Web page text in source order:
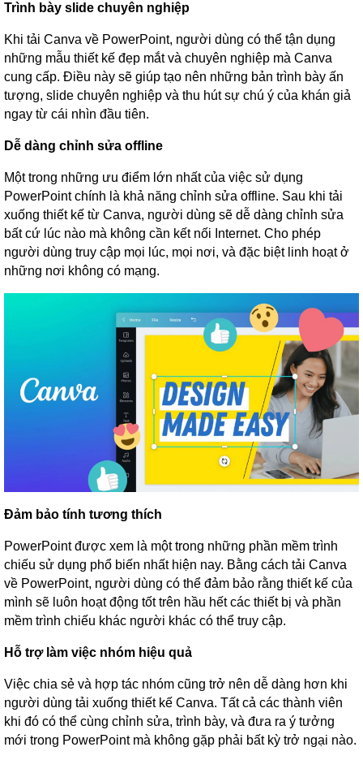
Trình bày slide chuyên nghiệp
Khi tải Canva về PowerPoint, người dùng có thể tận dụng
những mẫu thiết kế đẹp mắt và chuyên nghiệp mà Canva
cung cấp. Điều này sẽ giúp tạo nên những bản trình bày ấn
tượng, slide chuyên nghiệp và thu hút sự chú ý của khán giả
ngay từ cái nhìn đầu tiên.
Dễ dàng chỉnh sửa offline
Một trong những ưu điểm lớn nhất của việc sử dụng
PowerPoint chính là khả năng chỉnh sửa offline. Sau khi tải
xuống thiết kế từ Canva, người dùng sẽ dễ dàng chỉnh sửa
bất cứ lúc nào mà không cần kết nối Internet. Cho phép
người dùng truy cập mọi lúc, mọi nơi, và đặc biệt linh hoạt ở
những nơi không có mạng.
Đảm bảo tính tương thích
PowerPoint được xem là một trong những phần mềm trình
chiếu sử dụng phổ biến nhất hiện nay. Bằng cách tải Canva
về PowerPoint, người dùng có thể đảm bảo rằng thiết kế của
mình sẽ luôn hoạt động tốt trên hầu hết các thiết bị và phần
mềm trình chiếu khác người khác có thể truy cập.
Hỗ trợ làm việc nhóm hiệu quả
Việc chia sẻ và hợp tác nhóm cũng trở nên dễ dàng hơn khi
người dùng tải xuống thiết kế Canva. Tất cả các thành viên
khi đó có thể cùng chỉnh sửa, trình bày, và đưa ra ý tưởng
mới trong PowerPoint mà không gặp phải bất kỳ trở ngại nào.